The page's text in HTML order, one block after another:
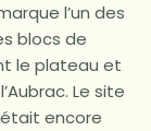
l’un des
blocs de
le plateau et
Le site
encore